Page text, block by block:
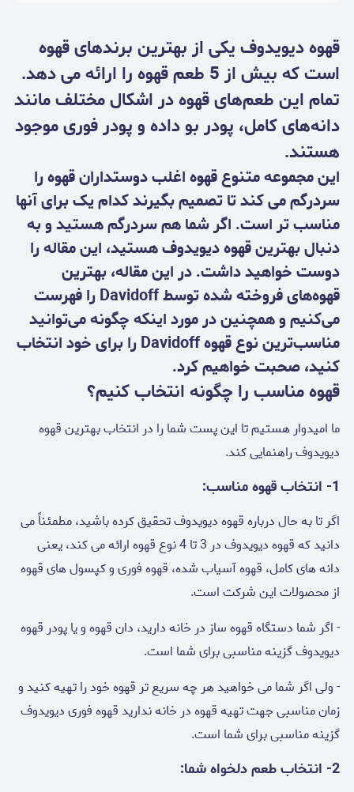
قهوه دیویدوف یکی از بهترین برندهای قهوه
است که بیش از 5 طعم قهوه را ارائه می دهد.
تمام این طعم‌های قهوه در اشکال مختلف مانند
دانه‌های کامل، پودر بو داده و پودر فوری موجود
هستند.
این مجموعه متنوع قهوه اغلب دوستداران قهوه را
سردرگم می کند تا تصمیم بگیرند کدام یک برای آنها
مناسب تر است. اگر شما هم سردرگم هستید و به
دنبال بهترین قهوه دیویدوف هستید، این مقاله را
دوست خواهید داشت. در این مقاله، بهترین
قهوه‌های فروخته شده توسط Davidoff را فهرست
می‌کنیم و همچنین در مورد اینکه چگونه می‌توانید
مناسب‌ترین نوع قهوه Davidoff را برای خود انتخاب
کنید، صحبت خواهیم کرد.
قهوه مناسب را چگونه انتخاب کنیم؟
ما امیدوار هستیم تا این پست شما را در انتخاب بهترین قهوه
دیویدوف راهنمایی کند.
1- انتخاب قهوه مناسب:
اگر تا به حال درباره قهوه دیویدوف تحقیق کرده باشید، مطمئناً می
دانید که قهوه دیویدوف در 3 تا 4 نوع قهوه ارائه می کند، یعنی
دانه های کامل، قهوه آسیاب شده، قهوه فوری و کپسول های قهوه
از محصولات این شرکت است.
- اگر شما دستگاه قهوه ساز در خانه دارید، دان قهوه و یا پودر قهوه
دیویدوف گزینه مناسبی برای شما است.
- ولی اگر شما می خواهید هر چه سریع تر قهوه خود را تهیه کنید و
زمان مناسبی جهت تهیه قهوه در خانه ندارید قهوه فوری دیویدوف
گزینه مناسبی برای شما است.
2- انتخاب طعم دلخواه شما: